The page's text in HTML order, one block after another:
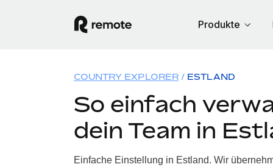
Produkte
COUNTRY EXPLORER ESTLAND
So einfach
dein Team in
Einfache Einstellung in Estland. Wir